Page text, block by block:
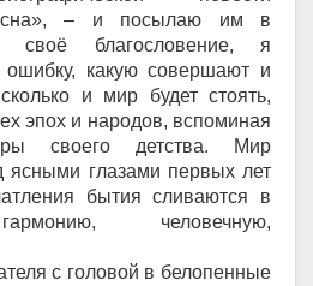
– и посылаю им в
своё благословение, я
какую совершают и
и мир будет стоять,
эпох и народов, вспоминая
своего детства. Мир
ясными глазами первых лет
бытия сливаются в
человечную,
с головой в белопенные